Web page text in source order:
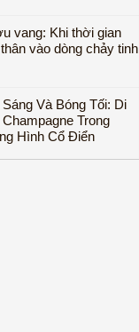
vang: Khi thời gian
vào dòng chảy tinh
Và Bóng Tối: Di
Champagne Trong
Hình Cổ Điển